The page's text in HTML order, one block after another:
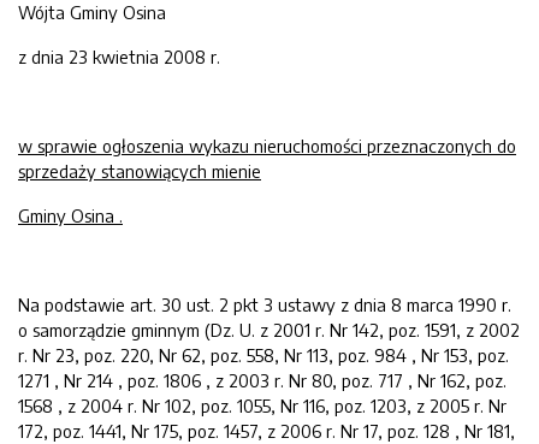
Wójta Gminy Osina
z dnia 23 kwietnia 2008 r.
w sprawie ogłoszenia wykazu nieruchomości przeznaczonych do
sprzedaży stanowiących mienie
Gminy Osina .
Na podstawie art. 30 ust. 2 pkt 3 ustawy z dnia 8 marca 1990 r.
o samorządzie gminnym (Dz. U. z 2001 r. Nr 142, poz. 1591, z 2002
r. Nr 23, poz. 220, Nr 62, poz. 558, Nr 113, poz. 984 , Nr 153, poz.
1271 , Nr 214 , poz. 1806 , z 2003 r. Nr 80, poz. 717 , Nr 162, poz.
1568 , z 2004 r. Nr 102, poz. 1055, Nr 116, poz. 1203, z 2005 r. Nr
172, poz. 1441, Nr 175, poz. 1457, z 2006 r. Nr 17, poz. 128 , Nr 181,